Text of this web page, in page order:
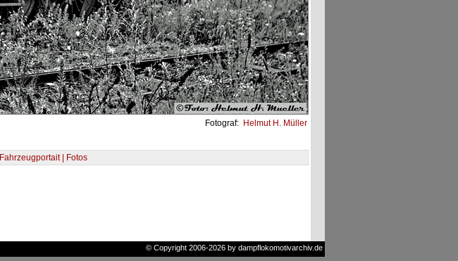
Fotograf: Helmut H. Müller
Fahrzeugportait | Fotos
© Copyright 2006-2026 by dampflokomotivarchiv.de